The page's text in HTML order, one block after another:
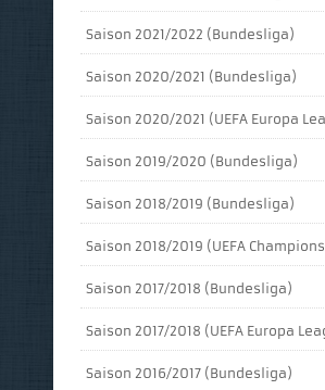
Saison 2021/2022 (Bundesliga)
Saison 2020/2021 (Bundesliga)
Saison 2020/2021 (UEFA Europa
Saison 2019/2020 (Bundesliga)
Saison 2018/2019 (Bundesliga)
Saison 2018/2019 (UEFA
Saison 2017/2018 (Bundesliga)
Saison 2017/2018 (UEFA Europa
Saison 2016/2017 (Bundesliga)